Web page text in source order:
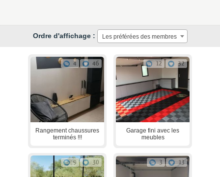
Ordre d'affichage : Les préférées des membres
4 46
Rangement chaussures
terminés !!!
12 32
Garage fini avec les
meubles
9 30 3 13